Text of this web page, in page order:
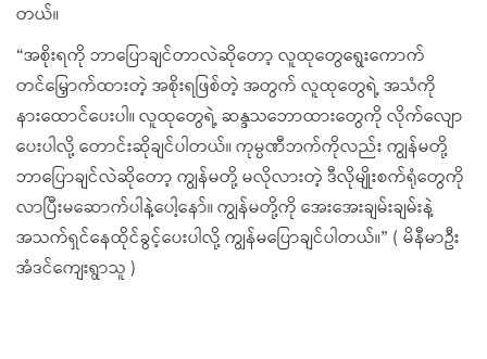
တယ်။
“အစိုးရကို ဘာပြောချင်တာလဲဆိုတော့ လူထုတွေရွေးကောက်
တင်မြှောက်ထားတဲ့ အစိုးရဖြစ်တဲ့ အတွက် လူထုတွေရဲ့ အသံကို
နားထောင်ပေးပါ။ လူထုတွေရဲ့ ဆန္ဒသဘောထားတွေကို လိုက်လျော
ပေးပါလို့ တောင်းဆိုချင်ပါတယ်။ ကုမ္ပဏီဘက်ကိုလည်း ကျွန်မတို့
ဘာပြောချင်လဲဆိုတော့ ကျွန်မတို့ မလိုလားတဲ့ ဒီလိုမျိုးစက်ရုံတွေကို
လာပြီးမဆောက်ပါနဲ့ပေါ့နော်။ ကျွန်မတို့ကို အေးအေးချမ်းချမ်းနဲ့
အသက်ရှင်နေထိုင်ခွင့်ပေးပါလို့ ကျွန်မပြောချင်ပါတယ်။” ( မိနီမာဦး
အံဒင်ကျေးရွာသူ )